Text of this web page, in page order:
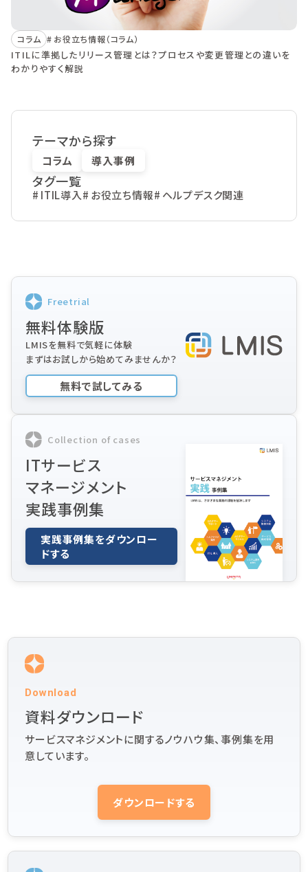
コラム お役立ち情報（コラム）
ITILに準拠したリリース管理とは？プロセスや変更管理との違いを
わかりやすく解説
テーマから探す
コラム 導入事例
タグ一覧
ITIL導入 お役立ち情報 ヘルプデスク関連
Freetrial
無料体験版
LMISを無料で気軽に体験
まずはお試しから始めてみませんか？
無料で試してみる
Collection of cases
ITサービス
マネージメント
実践事例集
実践事例集をダウンロー
ドする
Download
資料ダウンロード
サービスマネジメントに関するノウハウ集、事例集を用
意しています。
ダウンロードする